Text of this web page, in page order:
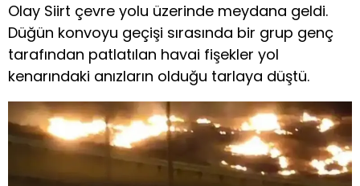
Olay Siirt çevre yolu üzerinde meydana geldi.
Düğün konvoyu geçişi sırasında bir grup genç
tarafından patlatılan havai fişekler yol
kenarındaki anızların olduğu tarlaya düştü.